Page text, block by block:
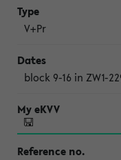
V+Pr
block 9-16 in ZW1-